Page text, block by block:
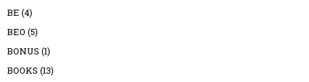
BE (4)
BEO (5)
BONUS (1)
BOOKS (13)